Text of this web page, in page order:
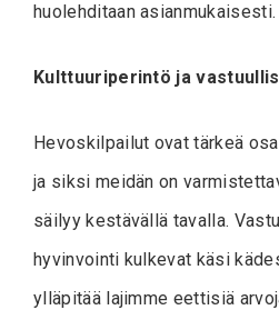
huolehditaan asianmukaisesti.
Kulttuuriperintö ja
Hevoskilpailut ovat tärkeä
ja siksi meidän on
säilyy kestävällä tavalla.
hyvinvointi kulkevat käsi
ylläpitää lajimme eettisiä